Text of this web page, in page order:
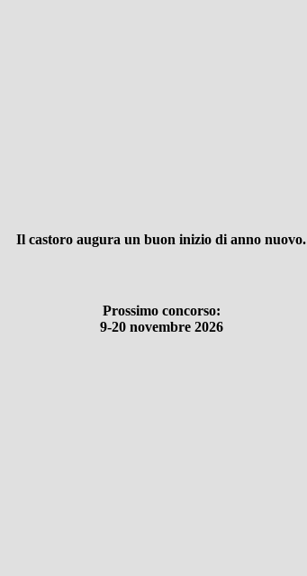
Il castoro augura un buon inizio di anno nuovo.
Prossimo concorso:
9-20 novembre 2026